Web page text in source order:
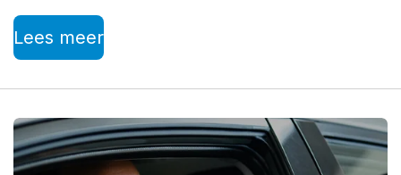
Lees meer